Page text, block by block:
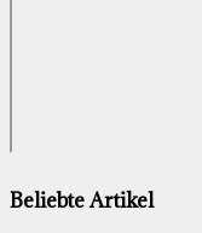
Beliebte Artikel